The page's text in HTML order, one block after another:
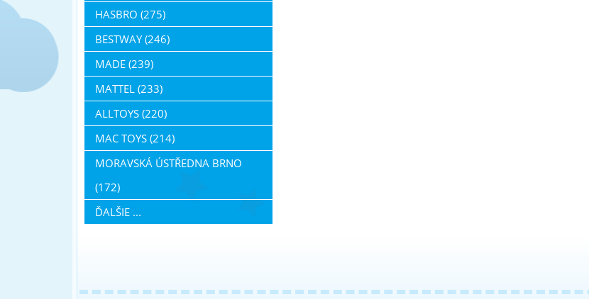
HASBRO (275)
BESTWAY (246)
MADE (239)
MATTEL (233)
ALLTOYS (220)
MAC TOYS (214)
MORAVSKÁ ÚSTŘEDNA BRNO
(172)
ĎALŠIE ...